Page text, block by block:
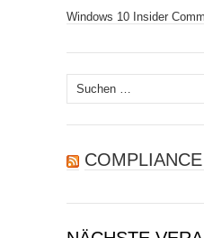
Windows 10 Insider
Suchen
nach: